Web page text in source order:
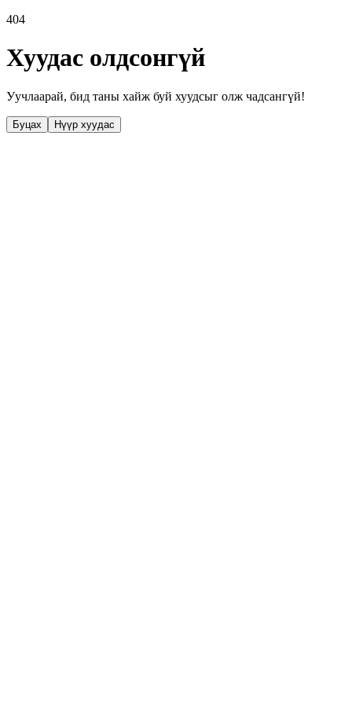
404
Хуудас олдсонгүй
Уучлаарай, бид таны хайж буй хуудсыг олж чадсангүй!
Буцах Нүүр хуудас